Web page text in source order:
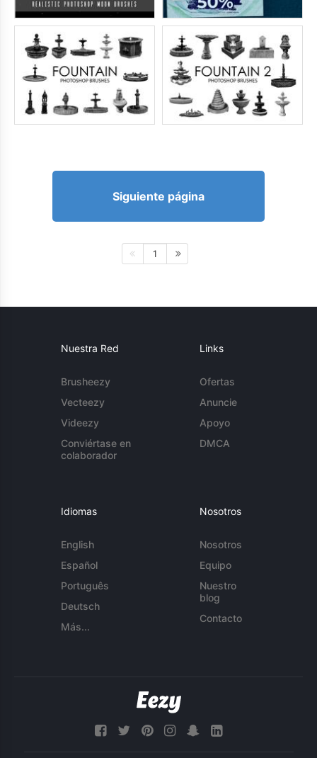
Siguiente página
1
Nuestra Red
Brusheezy
Vecteezy
Videezy
Conviértase en
colaborador
Links
Ofertas
Anuncie
Apoyo
DMCA
Idiomas
English
Español
Português
Deutsch
Más...
Nosotros
Nosotros
Equipo
Nuestro
blog
Contacto